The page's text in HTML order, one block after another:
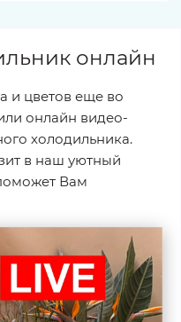
онлайн
и цветов еще во
онлайн видео-
холодильника.
в наш уютный
Вам